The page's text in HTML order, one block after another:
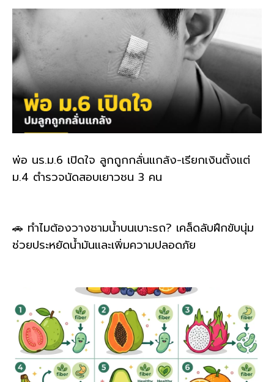
พ่อ นร.ม.6 เปิดใจ ลูกถูกกลั่นแกล้ง-เรียกเงินตั้งแต่
ม.4 ตำรวจนัดสอบเยาวชน 3 คน
🚗 ทำไมต้องวางชามน้ำบนเบาะรถ? เคล็ดลับฝึกขับนุ่ม
ช่วยประหยัดน้ำมันและเพิ่มความปลอดภัย